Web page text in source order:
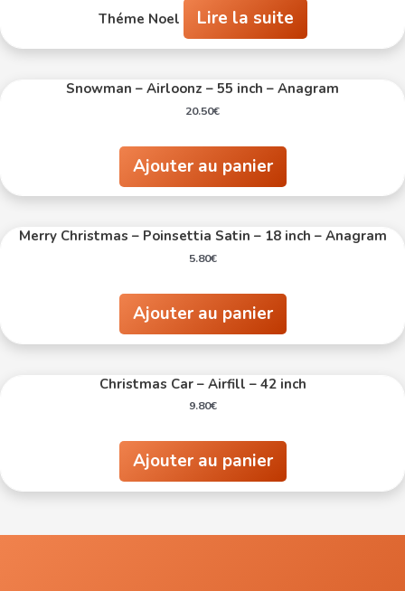
Théme Noel Lire la suite
Snowman – Airloonz – 55 inch – Anagram
20.50€
Ajouter au panier
Merry Christmas – Poinsettia Satin – 18 inch – Anagram
5.80€
Ajouter au panier
Christmas Car – Airfill – 42 inch
9.80€
Ajouter au panier